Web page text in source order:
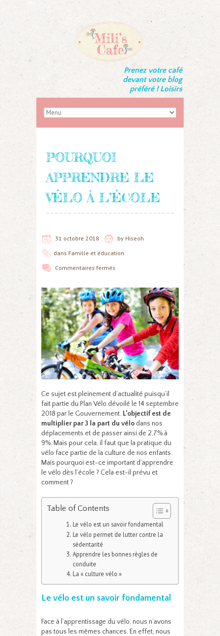
Prenez votre café
devant votre blog
préféré ! Loisirs
POURQUOI
APPRENDRE LE
VÉLO À L’ÉCOLE
31 octobre 2018 by Hiseoh
dans Famille et éducation
Commentaires fermés
Ce sujet est pleinement d’actualité puisqu’il
fait partie du Plan Vélo dévoilé le 14 septembre
2018 par le Gouvernement. L’objectif est de
multiplier par 3 la part du vélo dans nos
déplacements et de passer ainsi de 2,7% à
9%. Mais pour cela, il faut que la pratique du
vélo face partie de la culture de nos enfants.
Mais pourquoi est-ce important d’apprendre
le vélo dès l’école ? Cela est-il prévu et
comment ?
Table of Contents
Le vélo est un savoir fondamental
Le vélo permet de lutter contre la
sédentarité
Apprendre les bonnes règles de
conduite
La « culture vélo »
Le vélo est un savoir fondamental
Face à l’apprentissage du vélo, nous n’avons
pas tous les mêmes chances. En effet, nous